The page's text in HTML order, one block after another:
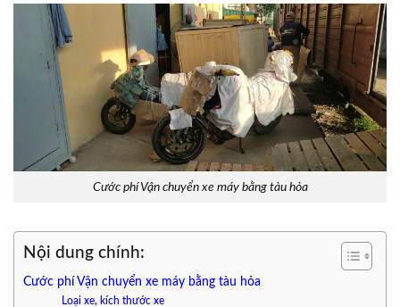
Cước phí Vận chuyển xe máy bằng tàu hỏa
Nội dung chính:
Cước phí Vận chuyển xe máy bằng tàu hỏa
Loại xe, kích thước xe